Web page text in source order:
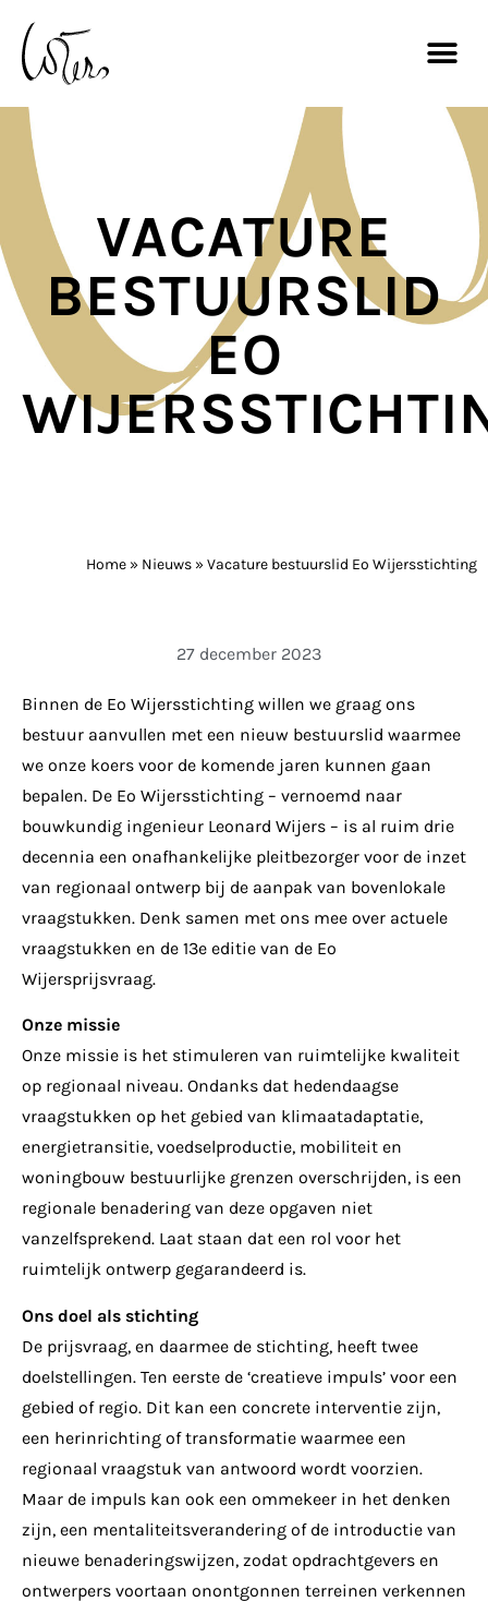
VACATURE
BESTUURSLID
EO
Home » Nieuws » Vacature bestuurslid Eo Wijersstichting
27 december 2023
Binnen de Eo Wijersstichting willen we graag ons
bestuur aanvullen met een nieuw bestuurslid waarmee
we onze koers voor de komende jaren kunnen gaan
bepalen. De Eo Wijersstichting – vernoemd naar
bouwkundig ingenieur Leonard Wijers – is al ruim drie
decennia een onafhankelijke pleitbezorger voor de inzet
van regionaal ontwerp bij de aanpak van bovenlokale
vraagstukken. Denk samen met ons mee over actuele
vraagstukken en de 13e editie van de Eo
Wijersprijsvraag.
Onze missie
Onze missie is het stimuleren van ruimtelijke kwaliteit
op regionaal niveau. Ondanks dat hedendaagse
vraagstukken op het gebied van klimaatadaptatie,
energietransitie, voedselproductie, mobiliteit en
woningbouw bestuurlijke grenzen overschrijden, is een
regionale benadering van deze opgaven niet
vanzelfsprekend. Laat staan dat een rol voor het
ruimtelijk ontwerp gegarandeerd is.
Ons doel als stichting
De prijsvraag, en daarmee de stichting, heeft twee
doelstellingen. Ten eerste de ‘creatieve impuls’ voor een
gebied of regio. Dit kan een concrete interventie zijn,
een herinrichting of transformatie waarmee een
regionaal vraagstuk van antwoord wordt voorzien.
Maar de impuls kan ook een ommekeer in het denken
zijn, een mentaliteitsverandering of de introductie van
nieuwe benaderingswijzen, zodat opdrachtgevers en
ontwerpers voortaan onontgonnen terreinen verkennen